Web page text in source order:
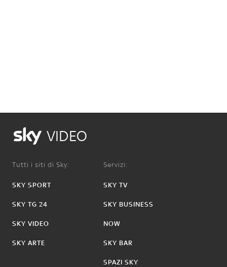
VIDEO
Tutti i siti di Sky:
SKY SPORT
SKY TG 24
SKY VIDEO
SKY ARTE
Servizi:
SKY TV
SKY BUSINESS
NOW
SKY BAR
SPAZI SKY